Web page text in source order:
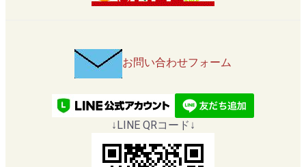
お問い合わせフォーム
↓LINE QRコード↓